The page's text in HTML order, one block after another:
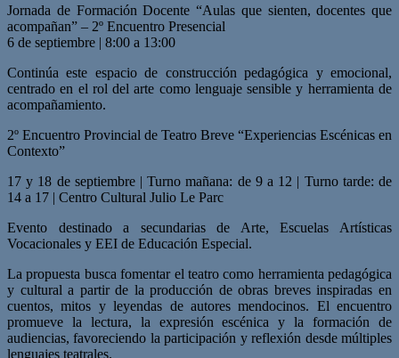
Jornada de Formación Docente “Aulas que sienten, docentes que
acompañan” – 2º Encuentro Presencial
6 de septiembre | 8:00 a 13:00
Continúa este espacio de construcción pedagógica y emocional,
centrado en el rol del arte como lenguaje sensible y herramienta de
acompañamiento.
2º Encuentro Provincial de Teatro Breve “Experiencias Escénicas en
Contexto”
17 y 18 de septiembre | Turno mañana: de 9 a 12 | Turno tarde: de
14 a 17 | Centro Cultural Julio Le Parc
Evento destinado a secundarias de Arte, Escuelas Artísticas
Vocacionales y EEI de Educación Especial.
La propuesta busca fomentar el teatro como herramienta pedagógica
y cultural a partir de la producción de obras breves inspiradas en
cuentos, mitos y leyendas de autores mendocinos. El encuentro
promueve la lectura, la expresión escénica y la formación de
audiencias, favoreciendo la participación y reflexión desde múltiples
lenguajes teatrales.